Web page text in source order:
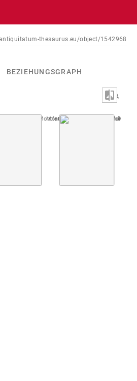
thesaurus.eu/object/1542968
BEZIEHUNGSGRAPH
Papiers de Montfaucon [Latin 11916] Fol. 271 r
Montfaucon, Papiers de